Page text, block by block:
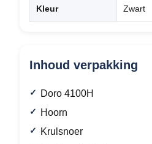
Kleur Zwart
Inhoud verpakking
Doro 4100H
Hoorn
Krulsnoer